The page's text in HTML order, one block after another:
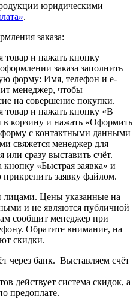
юридическими
.
заказа:
и нажать кнопку
заказа заполнить
форму: Имя, телефон и e-
менеджер, чтобы
на совершение покупки.
и нажать кнопку «В
в корзину и нажать «Оформить
форму с контактными данными
свяжется менеджер для
сразу выставить счёт.
«Быстрая заявка» и
заявку файлом.
Цены указанные на
и не являются публичной
сообщит менеджер при
Обратите внимание, на
скидки.
через банк. Выставляем счёт
действует система скидок, а
предоплате.